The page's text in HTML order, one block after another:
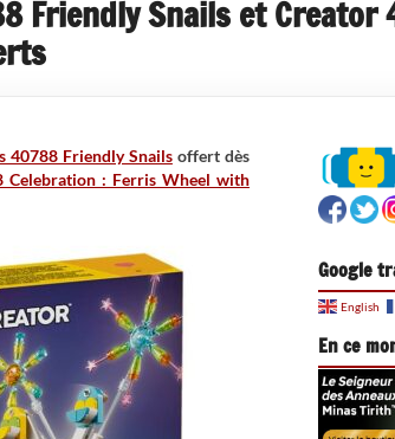
Friendly Snails et Creator
40788 Friendly Snailsoffert dès
Celebration : Ferris Wheel with
Google
English
En ce